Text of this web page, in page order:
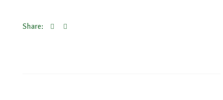
Share: